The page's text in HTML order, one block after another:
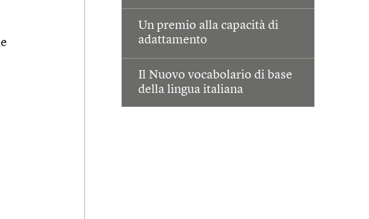
Un premio alla capacità di
adattamento
Il Nuovo vocabolario di base
della lingua italiana